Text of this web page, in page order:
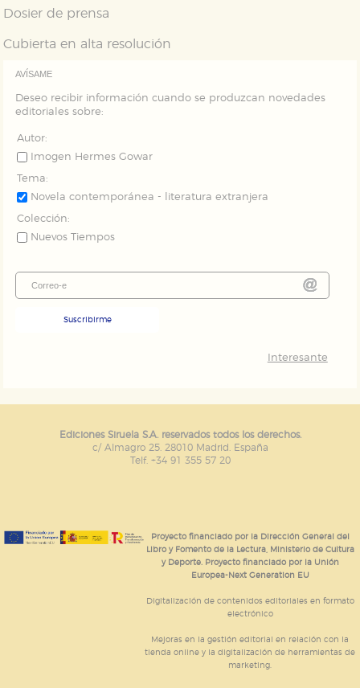
Dosier de prensa
Cubierta en alta resolución
AVÍSAME
Deseo recibir información cuando se produzcan novedades
editoriales sobre:
Autor:
Imogen Hermes Gowar
Tema:
Novela contemporánea - literatura extranjera
Colección:
Nuevos Tiempos
Suscribirme
Interesante
Ediciones Siruela S.A. reservados todos los derechos.
c/ Almagro 25. 28010 Madrid. España
Telf. +34 91 355 57 20
Proyecto financiado por la Dirección General del
Libro y Fomento de la Lectura, Ministerio de Cultura
y Deporte. Proyecto financiado por la Unión
Europea-Next Generation EU
Digitalización de contenidos editoriales en formato
electrónico
Mejoras en la gestión editorial en relación con la
tienda online y la digitalización de herramientas de
marketing.
Puede consultar nuestra